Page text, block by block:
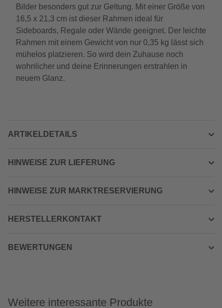
Bilder besonders gut zur Geltung. Mit einer Größe von
16,5 x 21,3 cm ist dieser Rahmen ideal für
Sideboards, Regale oder Wände geeignet. Der leichte
Rahmen mit einem Gewicht von nur 0,35 kg lässt sich
mühelos platzieren. So wird dein Zuhause noch
wohnlicher und deine Erinnerungen erstrahlen in
neuem Glanz.
ARTIKELDETAILS
HINWEISE ZUR LIEFERUNG
HINWEISE ZUR MARKTRESERVIERUNG
HERSTELLERKONTAKT
BEWERTUNGEN
Weitere interessante Produkte